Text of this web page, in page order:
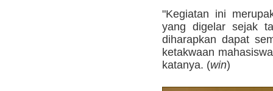
"Kegiatan ini
yang digelar sejak
diharapkan dapat
ketakwaan
katanya. (win)